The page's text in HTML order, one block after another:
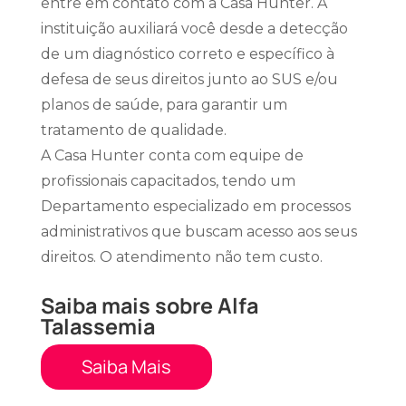
instituição auxiliará você desde a detecção
de um diagnóstico correto e específico à
defesa de seus direitos junto ao SUS e/ou
planos de saúde, para garantir um
tratamento de qualidade.
A Casa Hunter conta com equipe de
profissionais capacitados, tendo um
Departamento especializado em processos
administrativos que buscam acesso aos seus
direitos. O atendimento não tem custo.
Saiba mais sobre Alfa
Talassemia
Saiba Mais